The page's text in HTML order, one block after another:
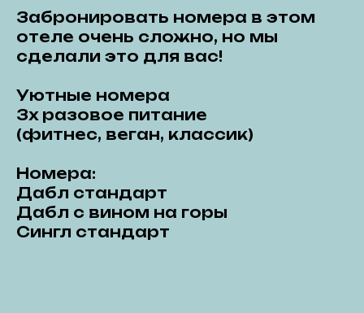
Забронировать номера в этом
отеле очень сложно, но мы
сделали это для вас!
Уютные номера
3х разовое питание
(фитнес, веган, классик)
Номера:
Дабл стандарт
Дабл с вином на горы
Сингл стандарт